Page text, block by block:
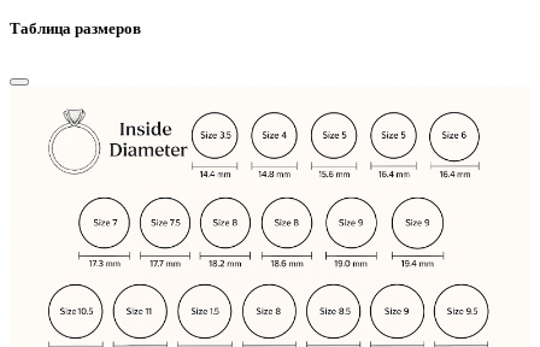
Таблица размеров